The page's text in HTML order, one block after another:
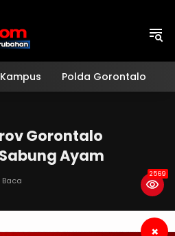
Kampus Polda Gorontalo
Gorontalo
Ayam
Baca
2569